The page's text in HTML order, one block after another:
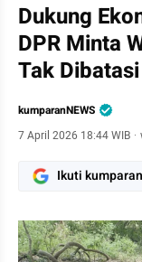
Dukung
DPR Minta
Tak Dibatasi
kumparanNEWS
7 April 2026 18:44 WIB ·
Ikuti